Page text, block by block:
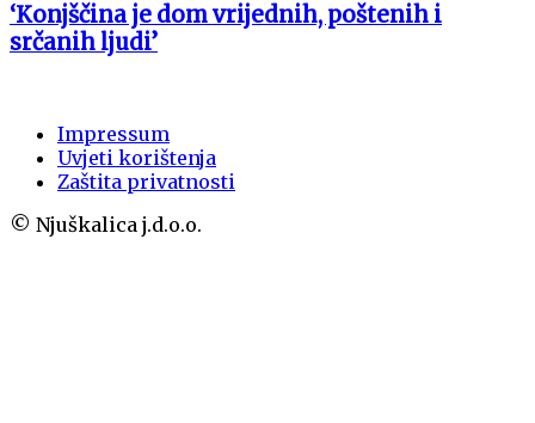
‘Konjščina je dom vrijednih, poštenih i
srčanih ljudi’
Impressum
Uvjeti korištenja
Zaštita privatnosti
© Njuškalica j.d.o.o.